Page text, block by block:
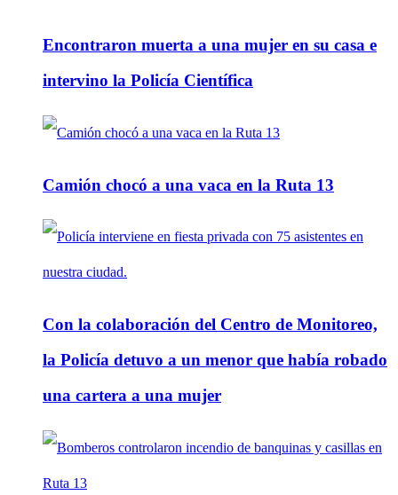
Encontraron muerta a una mujer en su casa e
intervino la Policía Científica
Camión chocó a una vaca en la Ruta 13
Con la colaboración del Centro de Monitoreo,
la Policía detuvo a un menor que había robado
una cartera a una mujer